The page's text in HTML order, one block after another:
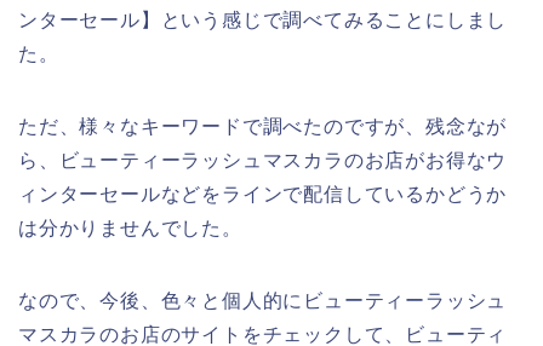
ンターセール】という感じで調べてみることにしまし
た。
ただ、様々なキーワードで調べたのですが、残念なが
ら、ビューティーラッシュマスカラのお店がお得なウ
ィンターセールなどをラインで配信しているかどうか
は分かりませんでした。
なので、今後、色々と個人的にビューティーラッシュ
マスカラのお店のサイトをチェックして、ビューティ